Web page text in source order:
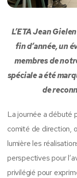
L’ETA Jean
fin d’année, un
membres de
spéciale a été
de
La journée a débuté
comité de direction,
lumière les
perspectives pour
privilégié pour